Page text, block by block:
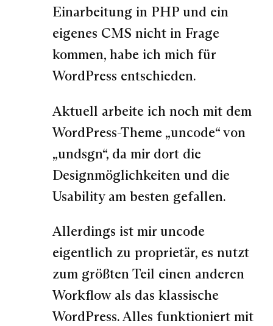
Einarbeitung in PHP und ein
eigenes CMS nicht in Frage
kommen, habe ich mich für
WordPress entschieden.
Aktuell arbeite ich noch mit dem
WordPress-Theme „uncode“ von
„undsgn“, da mir dort die
Designmöglichkeiten und die
Usability am besten gefallen.
Allerdings ist mir uncode
eigentlich zu proprietär, es nutzt
zum größten Teil einen anderen
Workflow als das klassische
WordPress. Alles funktioniert mit